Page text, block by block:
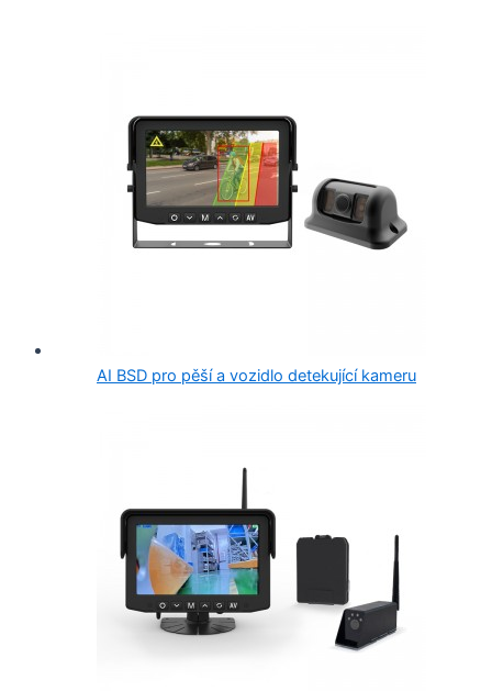
AI BSD pro pěší a vozidlo detekující kameru